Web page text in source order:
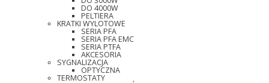
DO 4000W
PELTIERA
KRATKI WYLOTOWE
SERIA PFA
SERIA PFA EMC
SERIA PTFA
AKCESORIA
SYGNALIZACJA
OPTYCZNA
TERMOSTATY